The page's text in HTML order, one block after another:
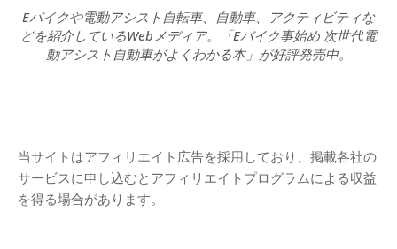
Eバイクや電動アシスト自転車、自動車、アクティビティな
どを紹介しているWebメディア。「Eバイク事始め 次世代電
動アシスト自動車がよくわかる本」が好評発売中。
当サイトはアフィリエイト広告を採用しており、掲載各社の
サービスに申し込むとアフィリエイトプログラムによる収益
を得る場合があります。